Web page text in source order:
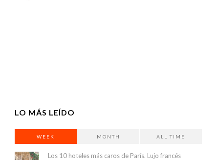
LO MÁS LEÍDO
WEEK MONTH ALL TIME
Los 10 hoteles más caros de París. Lujo francés